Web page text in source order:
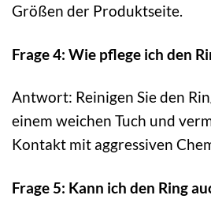
Größen der Produktseite.
Frage 4: Wie pflege ich den
Antwort: Reinigen Sie den
einem weichen Tuch und
Kontakt mit aggressiven
Frage 5: Kann ich den Ring